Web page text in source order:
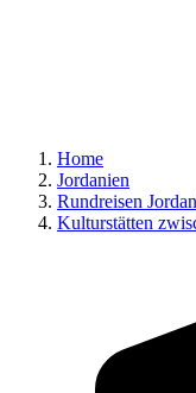
Home
Jordanien
Rundreisen
Kulturstätten